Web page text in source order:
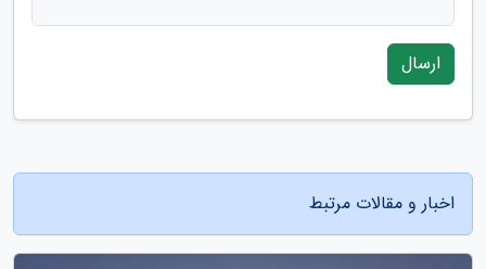
ارسال
اخبار و مقالات مرتبط